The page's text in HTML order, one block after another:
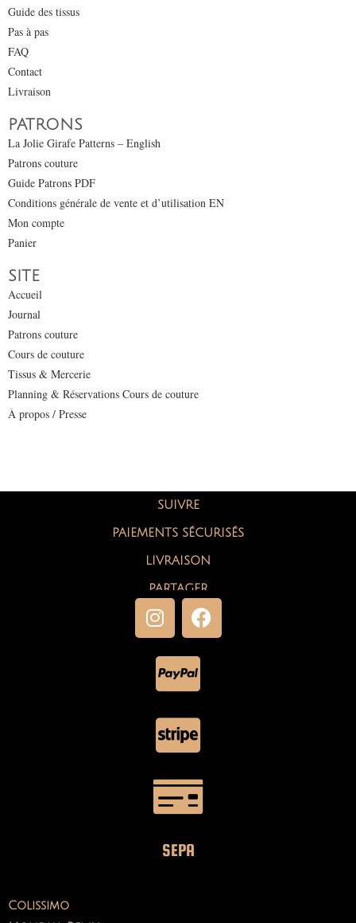
Guide des tissus
Pas à pas
FAQ
Contact
Livraison
PATRONS
La Jolie Girafe Patterns – English
Patrons couture
Guide Patrons PDF
Conditions générale de vente et d’utilisation EN
Mon compte
Panier
SITE
Accueil
Journal
Patrons couture
Cours de couture
Tissus & Mercerie
Planning & Réservations Cours de couture
À propos / Presse
SUIVRE
PAIEMENTS SÉCURISÉS
LIVRAISON
PARTAGER
SEPA
Colissimo